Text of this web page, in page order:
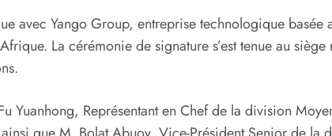
avec Yango Group, entreprise technologique basée
La cérémonie de signature s’est tenue au
Yuanhong, Représentant en Chef de la division